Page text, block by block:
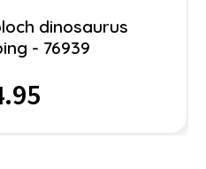
dinosaurus
- 76939